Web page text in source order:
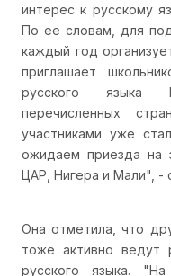
интерес к русскому
По ее словам, для
каждый год
приглашает
русского языка
перечисленных
участниками уже
ожидаем приезда на
ЦАР, Нигера и Мали", -
Она отметила, что
тоже активно ведут
русского языка.